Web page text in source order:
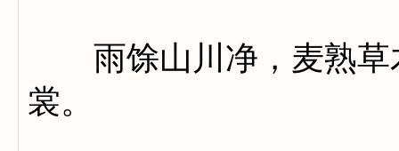
雨馀山川净，麦熟草
裳。